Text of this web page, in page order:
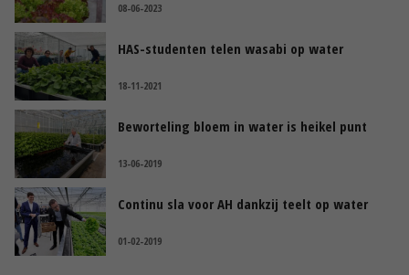
08-06-2023
HAS-studenten telen wasabi op water
18-11-2021
Beworteling bloem in water is heikel punt
13-06-2019
Continu sla voor AH dankzij teelt op water
01-02-2019